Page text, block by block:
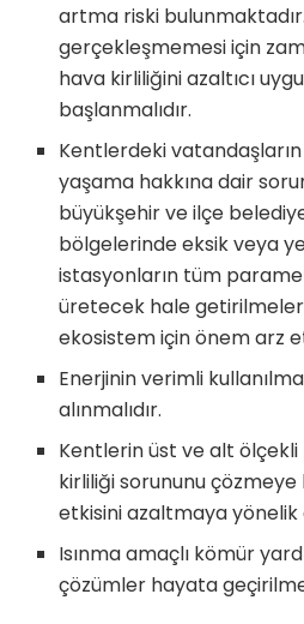
artma riski
gerçekleşmemesi için
hava kirliliğini azaltıcı
başlanmalıdır.
Kentlerdeki vatandaşların
yaşama hakkına dair
büyükşehir ve ilçe
bölgelerinde eksik veya
istasyonların tüm
üretecek hale getirilmeleri
ekosistem için önem arz
Enerjinin verimli
alınmalıdır.
Kentlerin üst ve alt
kirliliği sorununu
etkisini azaltmaya yönelik
Isınma amaçlı kömür
çözümler hayata